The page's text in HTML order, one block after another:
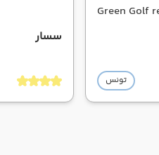
Green Golf
تونس
سسار